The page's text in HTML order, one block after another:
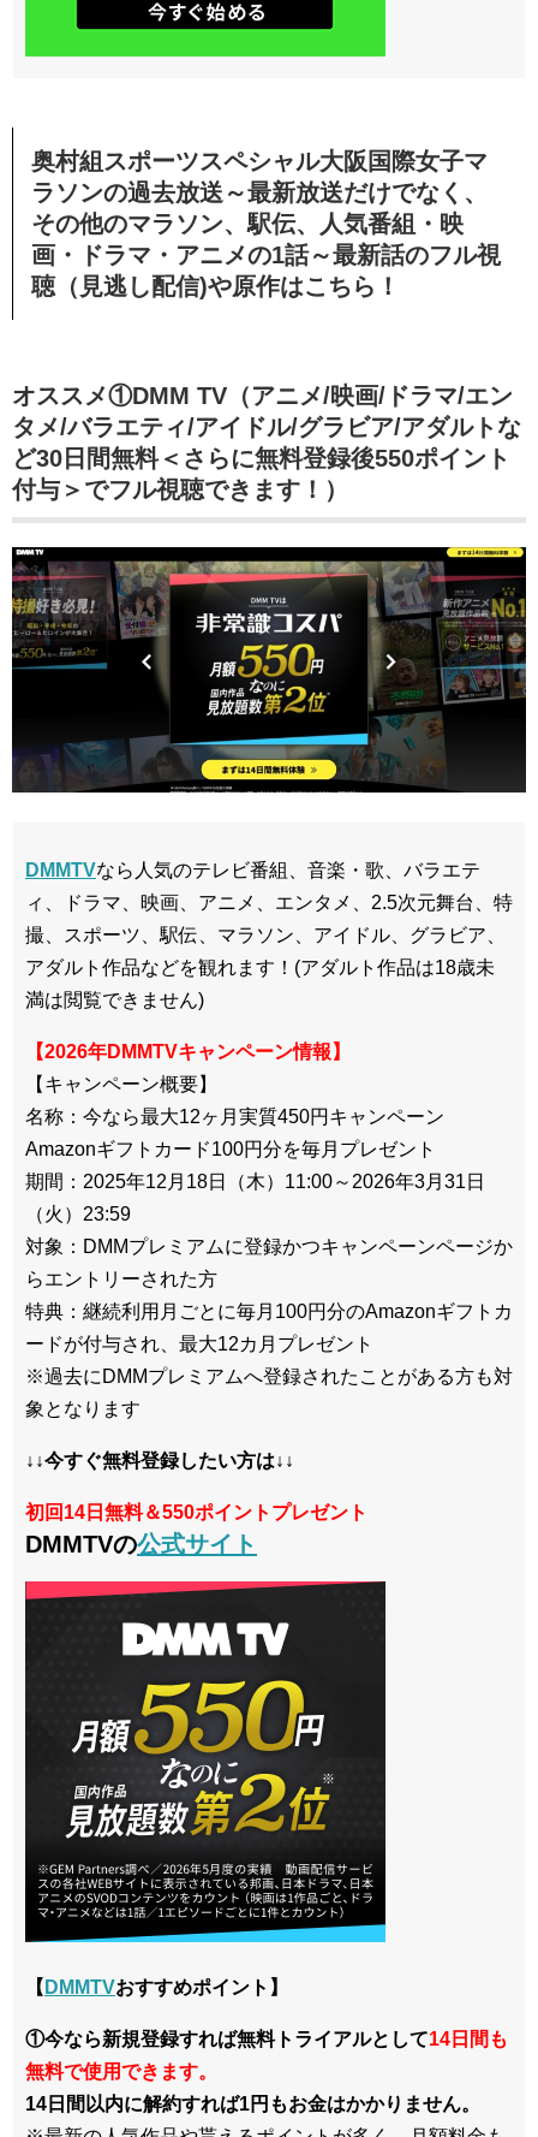
奥村組スポーツスペシャル大阪国際女子マ
ラソンの過去放送～最新放送だけでなく、
その他のマラソン、駅伝、人気番組・映
画・ドラマ・アニメの1話～最新話のフル視
聴（見逃し配信)や原作はこちら！
オススメ①DMM TV（アニメ/映画/ドラマ/エン
タメ/バラエティ/アイドル/グラビア/アダルトな
ど30日間無料＜さらに無料登録後550ポイント
付与＞でフル視聴できます！）
DMMTVなら人気のテレビ番組、音楽・歌、バラエテ
ィ、ドラマ、映画、アニメ、エンタメ、2.5次元舞台、特
撮、スポーツ、駅伝、マラソン、アイドル、グラビア、
アダルト作品などを観れます！(アダルト作品は18歳未
満は閲覧できません)
【2026年DMMTVキャンペーン情報】
【キャンペーン概要】
名称：今なら最大12ヶ月実質450円キャンペーン
Amazonギフトカード100円分を毎月プレゼント
期間：2025年12月18日（木）11:00～2026年3月 31日
（火）23:59
対象：DMMプレミアムに登録かつキャンペーンページか
らエント リーされた方
特典：継続利用月ごとに毎月100円分のAmazonギフトカ
ー ドが付与され、最大12カ月プレゼント
※過去にDMMプレミアムへ登録されたことがある方も対
象となり ます
↓↓今すぐ無料登録したい方は↓↓
初回14日無料＆550ポイントプレゼント
DMMTVの公式サイト
【 DMMTVおすすめポイント】
①今なら新規登録すれば無料トライアルとして14日間も
無料で使用できます。
14日間以内に解約すれば1円もお金はかかりません。